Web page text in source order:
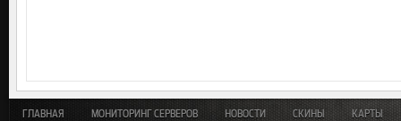
ГЛАВНАЯ МОНИТОРИНГ СЕРВЕРОВ НОВОСТИ СКИНЫ КАРТЫ